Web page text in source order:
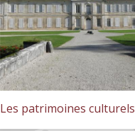
Les patrimoines culturels